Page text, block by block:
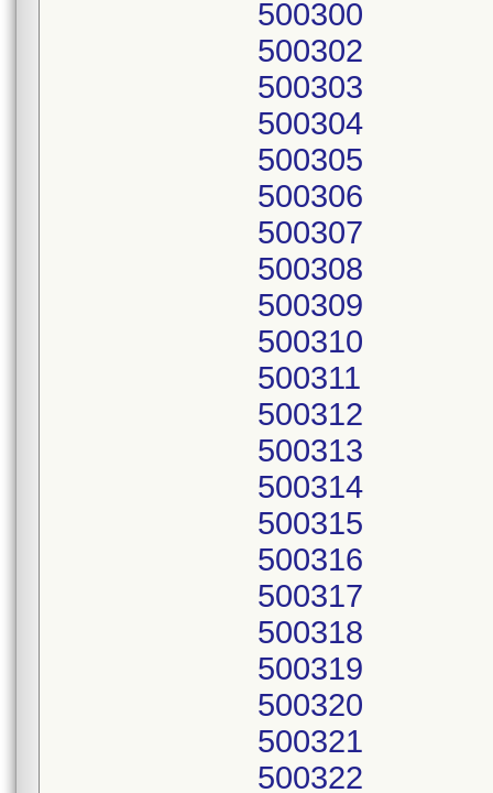
500300
500302
500303
500304
500305
500306
500307
500308
500309
500310
500311
500312
500313
500314
500315
500316
500317
500318
500319
500320
500321
500322